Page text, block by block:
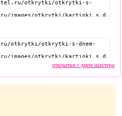
открытки с днем шахтера